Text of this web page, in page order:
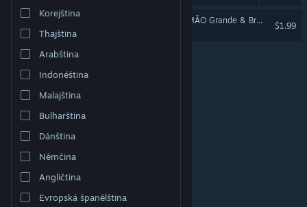
Mobilní aplikace služby Steam
Desktopová verze stránky
Korejština
Thajština
Arabština
Indonéština
Malajština
Bulharština
Dánština
Němčina
Angličtina
Evropská španělština
Trilha Sonora Original - IRMÃO Grande & Brasileiro 2
$1.99